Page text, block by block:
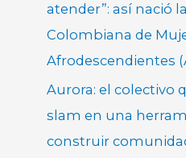
atender”: así nació
Colombiana de
Afrodescendientes
Aurora: el colectivo
slam en una
construir